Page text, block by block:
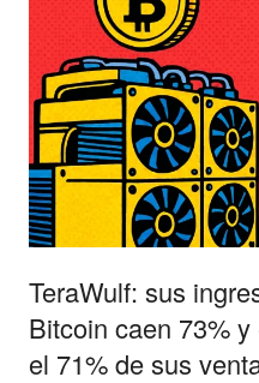
TeraWulf: sus
Bitcoin caen 73%
el 71% de sus